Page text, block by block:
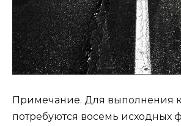
Примечание. Для выполнения
потребуются восемь исходных